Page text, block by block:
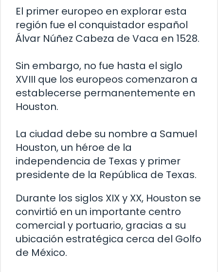
El primer europeo en explorar esta
región fue el conquistador español
Álvar Núñez Cabeza de Vaca en 1528.
Sin embargo, no fue hasta el siglo
XVIII que los europeos comenzaron a
establecerse permanentemente en
Houston.
La ciudad debe su nombre a Samuel
Houston, un héroe de la
independencia de Texas y primer
presidente de la República de Texas.
Durante los siglos XIX y XX, Houston se
convirtió en un importante centro
comercial y portuario, gracias a su
ubicación estratégica cerca del Golfo
de México.